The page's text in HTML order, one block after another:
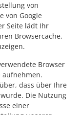
von
von Google
Seite lädt Ihr
Browsercache,
Browser
aufnehmen.
dass über Ihre
Die Nutzung
einer